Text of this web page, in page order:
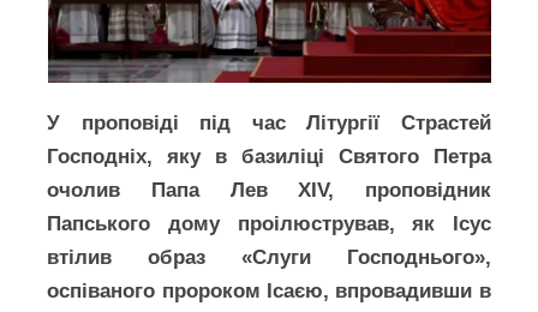
У проповіді під час Літургії Страстей
Господніх, яку в базиліці Святого Петра
очолив Папа Лев XIV, проповідник
Папського дому проілюстрував, як Ісус
втілив образ «Слуги Господнього»,
оспіваного пророком Ісаєю, впровадивши в